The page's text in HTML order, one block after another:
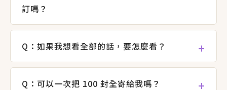
訂嗎？
Q：如果我想看全部的話，要怎麼看？
Q：可以一次把 100 封全寄給我嗎？